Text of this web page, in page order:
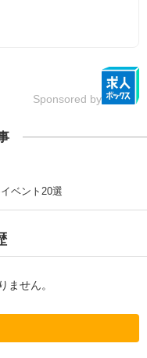
Sponsored by
ベント20選
ません。